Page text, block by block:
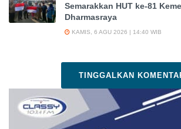
Semarakkan HUT ke-81
Dharmasraya
KAMIS, 6 AGU 2026 | 14:40 WIB
TINGGALKAN